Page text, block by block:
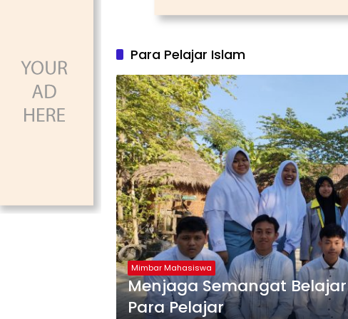
Para Pelajar Islam
Mimbar Mahasiswa
Menjaga Semangat
Para Pelajar